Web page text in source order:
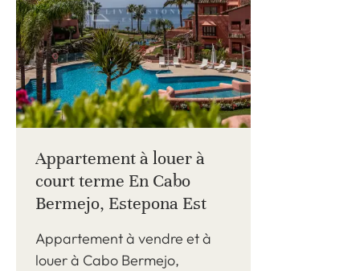
Appartement à louer à
court terme En Cabo
Bermejo, Estepona Est
Appartement à vendre et à
louer à Cabo Bermejo,